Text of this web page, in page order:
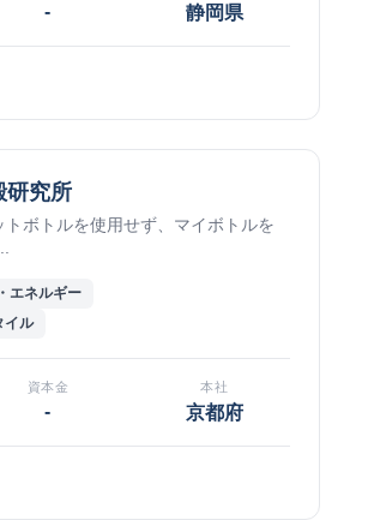
- 静岡県
研究所
トボトルを使用せず、マイボトルを
エネルギー
イル
資本金
-
本社
京都府